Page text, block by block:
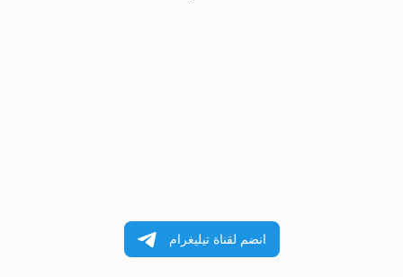
انضم لقناة تيليغرام